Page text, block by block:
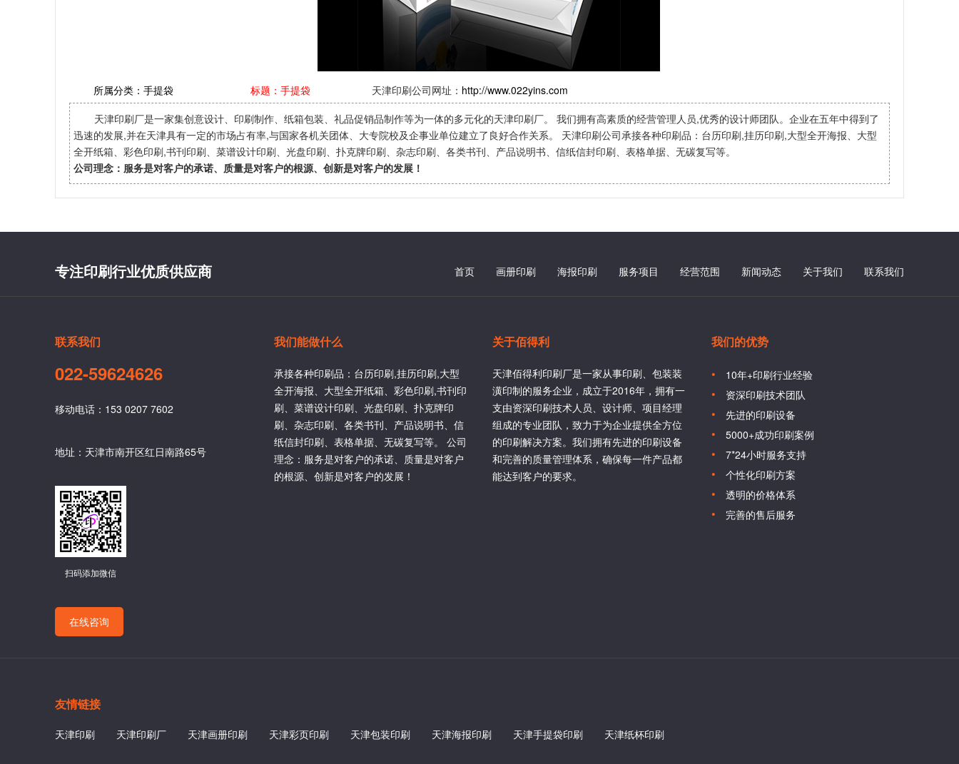
所属分类： 手提袋 标题：手提袋 天津印刷公司网址： http://www.022yins.com
天津印刷厂是一家集创意设计、印刷制作、纸箱包装、礼品促销品制作等为一体的多元化的天津印刷厂。 我们拥有高素质的经营管理人员,优秀的设计师团队。企业在五年中得到了
迅速的发展,并在天津具有一定的市场占有率,与国家各机关团体、大专院校及企事业单位建立了良好合作关系。 天津印刷公司承接各种印刷品：台历印刷,挂历印刷,大型全开海报、大型
全开纸箱、彩色印刷,书刊印刷、菜谱设计印刷、光盘印刷、扑克牌印刷、杂志印刷、各类书刊、产品说明书、信纸信封印刷、表格单据、无碳复写等。
公司理念：服务是对客户的承诺、质量是对客户的根源、创新是对客户的发展！
专注印刷行业优质供应商 首页 画册印刷 海报印刷 服务项目 经营范围 新闻动态 关于我们 联系我们
联系我们
022-59624626
移动电话：153 0207 7602
地址：天津市南开区红日南路65号
扫码添加微信
在线咨询
我们能做什么
承接各种印刷品：台历印刷,挂历印刷,大型
全开海报、大型全开纸箱、彩色印刷,书刊印
刷、菜谱设计印刷、光盘印刷、扑克牌印
刷、杂志印刷、各类书刊、产品说明书、信
纸信封印刷、表格单据、无碳复写等。 公司
理念：服务是对客户的承诺、质量是对客户
的根源、创新是对客户的发展！
关于佰得利
天津佰得利印刷厂是一家从事印刷、包装装
潢印制的服务企业，成立于2016年，拥有一
支由资深印刷技术人员、设计师、项目经理
组成的专业团队，致力于为企业提供全方位
的印刷解决方案。我们拥有先进的印刷设备
和完善的质量管理体系，确保每一件产品都
能达到客户的要求。
我们的优势
10年+印刷行业经验
资深印刷技术团队
先进的印刷设备
5000+成功印刷案例
7*24小时服务支持
个性化印刷方案
透明的价格体系
完善的售后服务
友情链接
天津印刷 天津印刷厂 天津画册印刷 天津彩页印刷 天津包装印刷 天津海报印刷 天津手提袋印刷 天津纸杯印刷